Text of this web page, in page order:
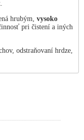
hrubým, vysoko
pri čistení a iných
odstraňovaní hrdze,